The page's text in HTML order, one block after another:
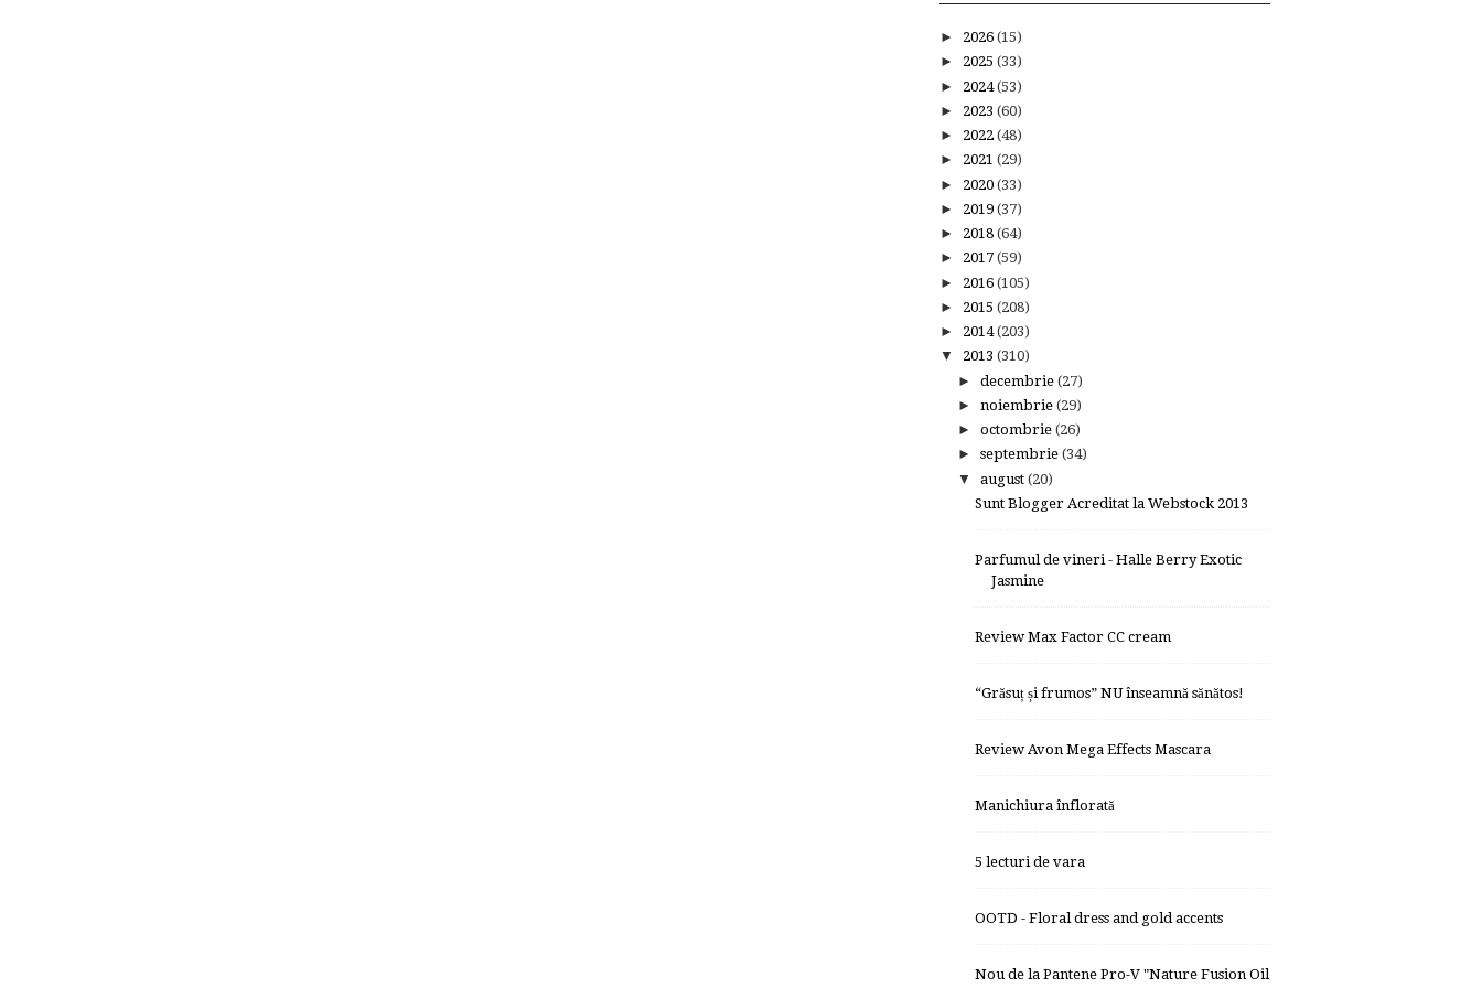
► 2026 (15)
► 2025 (33)
► 2024(53)
► 2023 (60)
► 2022 (48)
► 2021 (29)
► 2020 (33)
► 2019 (37)
► 2018 (64)
► 2017 (59)
► 2016 (105)
► 2015 (208)
► 2014(203)
▼ 2013 (310)
► decembrie (27)
► noiembrie (29)
► octombrie (26)
► septembrie (34)
▼ august (20)
Sunt Blogger Acreditat la Webstock 2013
Parfumul de vineri - Halle Berry Exotic
Jasmine
Review Max Factor CC cream
“Grăsuț și frumos” NU înseamnă sănătos!
Review Avon Mega Effects Mascara
Manichiura înflorată
5 lecturi de vara
OOTD - Floral dress and gold accents
Nou de la Pantene Pro-V "Nature Fusion Oil